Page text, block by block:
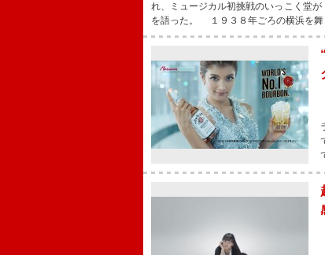
れ、ミュージカル初挑戦のいっこく堂
を語った。 １９３８年ごろの横浜を舞